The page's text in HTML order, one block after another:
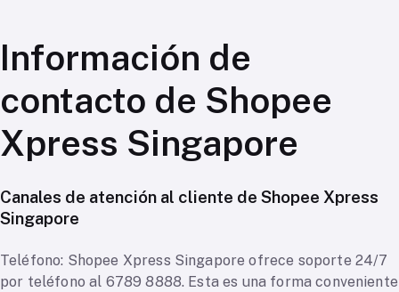
Información de
contacto de Shopee
Xpress Singapore
Canales de atención al cliente de Shopee Xpress
Singapore
Teléfono: Shopee Xpress Singapore ofrece soporte 24/7
por teléfono al 6789 8888. Esta es una forma conveniente